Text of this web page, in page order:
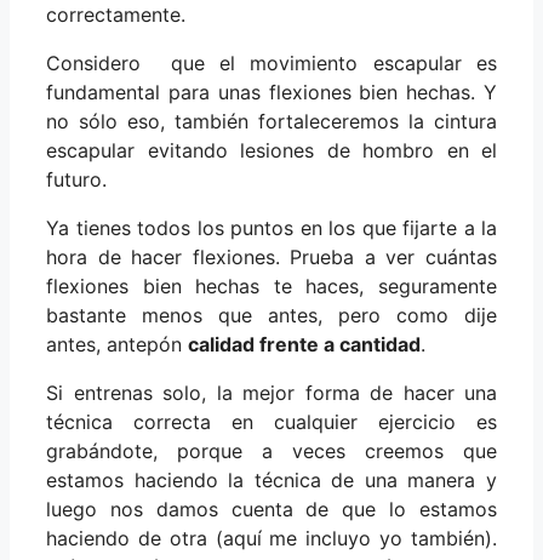
correctamente.
Considero que el movimiento escapular es
fundamental para unas flexiones bien hechas. Y
no sólo eso, también fortaleceremos la cintura
escapular evitando lesiones de hombro en el
futuro.
Ya tienes todos los puntos en los que fijarte a la
hora de hacer flexiones. Prueba a ver cuántas
flexiones bien hechas te haces, seguramente
bastante menos que antes, pero como dije
antes, antepón calidad frente a cantidad.
Si entrenas solo, la mejor forma de hacer una
técnica correcta en cualquier ejercicio es
grabándote, porque a veces creemos que
estamos haciendo la técnica de una manera y
luego nos damos cuenta de que lo estamos
haciendo de otra (aquí me incluyo yo también).